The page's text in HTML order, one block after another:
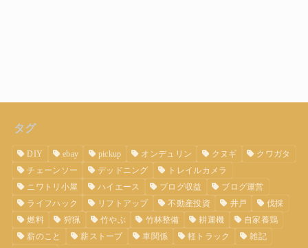
タグ
DIY ebay pickup オンデュリン クヌギ
クワガタ
チェーンソー
デッドニング
トレイルカメラ
ニワトリ小屋
ハイエース ブログ収益
ブログ運営
ライフハック
リフトアップ 不動産投資 井戸
伐採
燃料
狩猟 竹やぶ 竹林整備 耕運機
自家養鶏
薪のこと
薪ストーブ 車関係 軽トラック
雑記